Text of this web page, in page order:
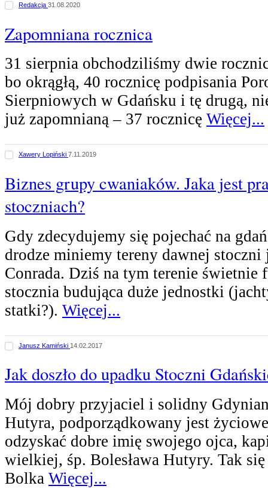
Redakcja 31.08.2020
Zapomniana rocznica
31 sierpnia obchodziliśmy dwie
bo okrągłą, 40 rocznicę podpisania
Sierpniowych w Gdańsku i tę drugą,
już zapomnianą – 37 rocznicę Więcej...
Xawery Lopiński 7.11.2019
Biznes grupy cwaniaków. Jaka jest
stoczniach?
Gdy zdecydujemy się pojechać na
drodze miniemy tereny dawnej
Conrada. Dziś na tym terenie świetnie
stocznia budująca duże jednostki
statki?). Więcej...
Janusz Kamiński 14.02.2017
Jak doszło do upadku Stoczni
Mój dobry przyjaciel i solidny
Hutyra, podporządkowany jest
odzyskać dobre imię swojego ojca,
wielkiej, śp. Bolesława Hutyry. Tak się
Bolka Więcej...